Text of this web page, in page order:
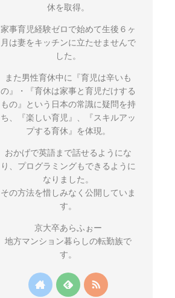
休を取得。
家事育児経験ゼロで始めて生後６ヶ
月は妻をキッチンに立たせませんで
した。
また男性育休中に『育児は辛いも
の』・『育休は家事と育児だけする
もの』という日本の常識に疑問を持
ち、『楽しい育児』、『スキルアッ
プする育休』を体現。
おかげで英語まで話せるようにな
り、プログラミングもできるように
なりました。
その方法を惜しみなく公開していま
す。
京大卒あらふぉー
地方マンション暮らしの転勤族で
す。